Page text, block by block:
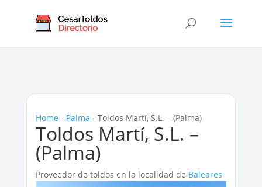
Home - Palma - Toldos Martí, S.L. – (Palma)
Toldos Martí, S.L. –
(Palma)
Proveedor de toldos en la localidad de Baleares